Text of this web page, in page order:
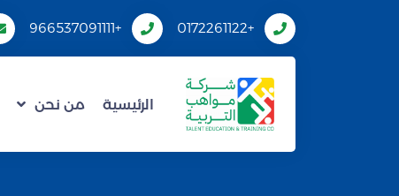
+0172261122
+966537091111
الرئيسية من نحن